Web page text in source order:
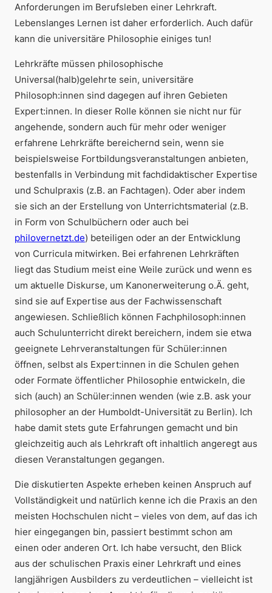
Anforderungen im Berufsleben einer Lehrkraft.
Lebenslanges Lernen ist daher erforderlich. Auch dafür
kann die universitäre Philosophie einiges tun!
Lehrkräfte müssen philosophische
Universal(halb)gelehrte sein, universitäre
Philosoph:innen sind dagegen auf ihren Gebieten
Expert:innen. In dieser Rolle können sie nicht nur für
angehende, sondern auch für mehr oder weniger
erfahrene Lehrkräfte bereichernd sein, wenn sie
beispielsweise Fortbildungsveranstaltungen anbieten,
bestenfalls in Verbindung mit fachdidaktischer Expertise
und Schulpraxis (z.B. an Fachtagen). Oder aber indem
sie sich an der Erstellung von Unterrichtsmaterial (z.B.
in Form von Schulbüchern oder auch bei
philovernetzt.de) beteiligen oder an der Entwicklung
von Curricula mitwirken. Bei erfahrenen Lehrkräften
liegt das Studium meist eine Weile zurück und wenn es
um aktuelle Diskurse, um Kanonerweiterung o.Ä. geht,
sind sie auf Expertise aus der Fachwissenschaft
angewiesen. Schließlich können Fachphilosoph:innen
auch Schulunterricht direkt bereichern, indem sie etwa
geeignete Lehrveranstaltungen für Schüler:innen
öffnen, selbst als Expert:innen in die Schulen gehen
oder Formate öffentlicher Philosophie entwickeln, die
sich (auch) an Schüler:innen wenden (wie z.B. ask your
philosopher an der Humboldt-Universität zu Berlin). Ich
habe damit stets gute Erfahrungen gemacht und bin
gleichzeitig auch als Lehrkraft oft inhaltlich angeregt aus
diesen Veranstaltungen gegangen.
Die diskutierten Aspekte erheben keinen Anspruch auf
Vollständigkeit und natürlich kenne ich die Praxis an den
meisten Hochschulen nicht – vieles von dem, auf das ich
hier eingegangen bin, passiert bestimmt schon am
einen oder anderen Ort. Ich habe versucht, den Blick
aus der schulischen Praxis einer Lehrkraft und eines
langjährigen Ausbilders zu verdeutlichen – vielleicht ist